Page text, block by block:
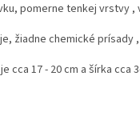
pomerne tenkej vrstvy
žiadne chemické prísady
cca 17 - 20 cm a šírka cca